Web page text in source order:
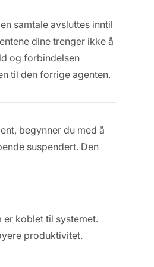
samtale avsluttes inntil
dine trenger ikke å
og forbindelsen
til den forrige agenten.
begynner du med å
suspendert. Den
er koblet til systemet.
produktivitet.